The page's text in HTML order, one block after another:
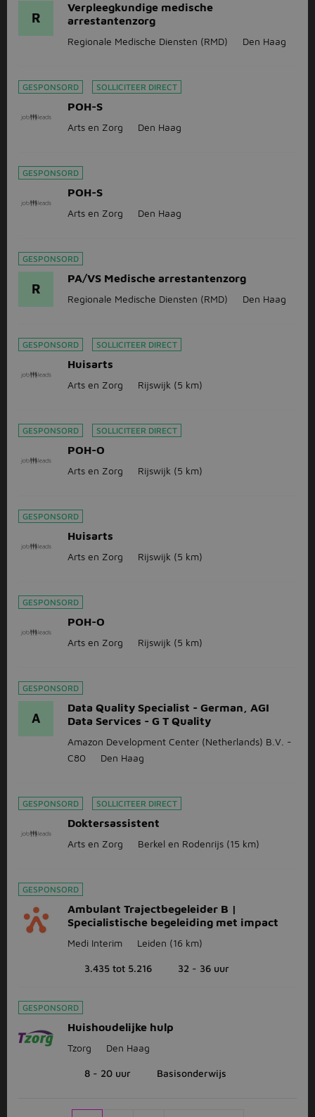
R
Verpleegkundige medische
arrestantenzorg
Regionale Medische Diensten (RMD) Den Haag
GESPONSORD SOLLICITEER DIRECT
POH-S
Arts en Zorg Den Haag
GESPONSORD
POH-S
Arts en Zorg Den Haag
GESPONSORD
R
PA/VS Medische arrestantenzorg
Regionale Medische Diensten (RMD) Den Haag
GESPONSORD SOLLICITEER DIRECT
Huisarts
Arts en Zorg Rijswijk (5 km)
GESPONSORD SOLLICITEER DIRECT
POH-O
Arts en Zorg Rijswijk (5 km)
GESPONSORD
Huisarts
Arts en Zorg Rijswijk (5 km)
GESPONSORD
POH-O
Arts en Zorg Rijswijk (5 km)
GESPONSORD
A
Data Quality Specialist - German, AGI
Data Services - G T Quality
Amazon Development Center (Netherlands) B.V. -
C80
Den Haag
GESPONSORD SOLLICITEER DIRECT
Doktersassistent
Arts en Zorg Berkel en Rodenrijs (15 km)
GESPONSORD
Ambulant Trajectbegeleider B |
Specialistische begeleiding met impact
Medi Interim Leiden (16 km)
3.435 tot 5.216 32 - 36 uur
GESPONSORD
Huishoudelijke hulp
Tzorg Den Haag
8 - 20 uur Basisonderwijs